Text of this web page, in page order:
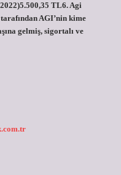
TL6. Agi
AGI’nin kime
gelmiş, sigortalı ve